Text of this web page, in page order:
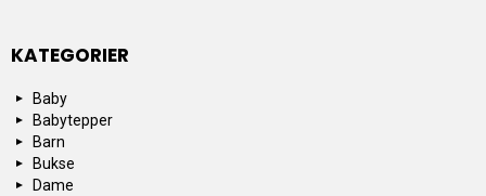
KATEGORIER
Baby
Babytepper
Barn
Bukse
Dame